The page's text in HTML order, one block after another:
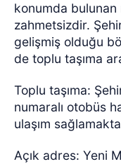
konumda bulunan
zahmetsizdir.
gelişmiş olduğu
de toplu taşıma
Toplu taşıma:
numaralı otobüs
ulaşım
Açık adres: Yeni